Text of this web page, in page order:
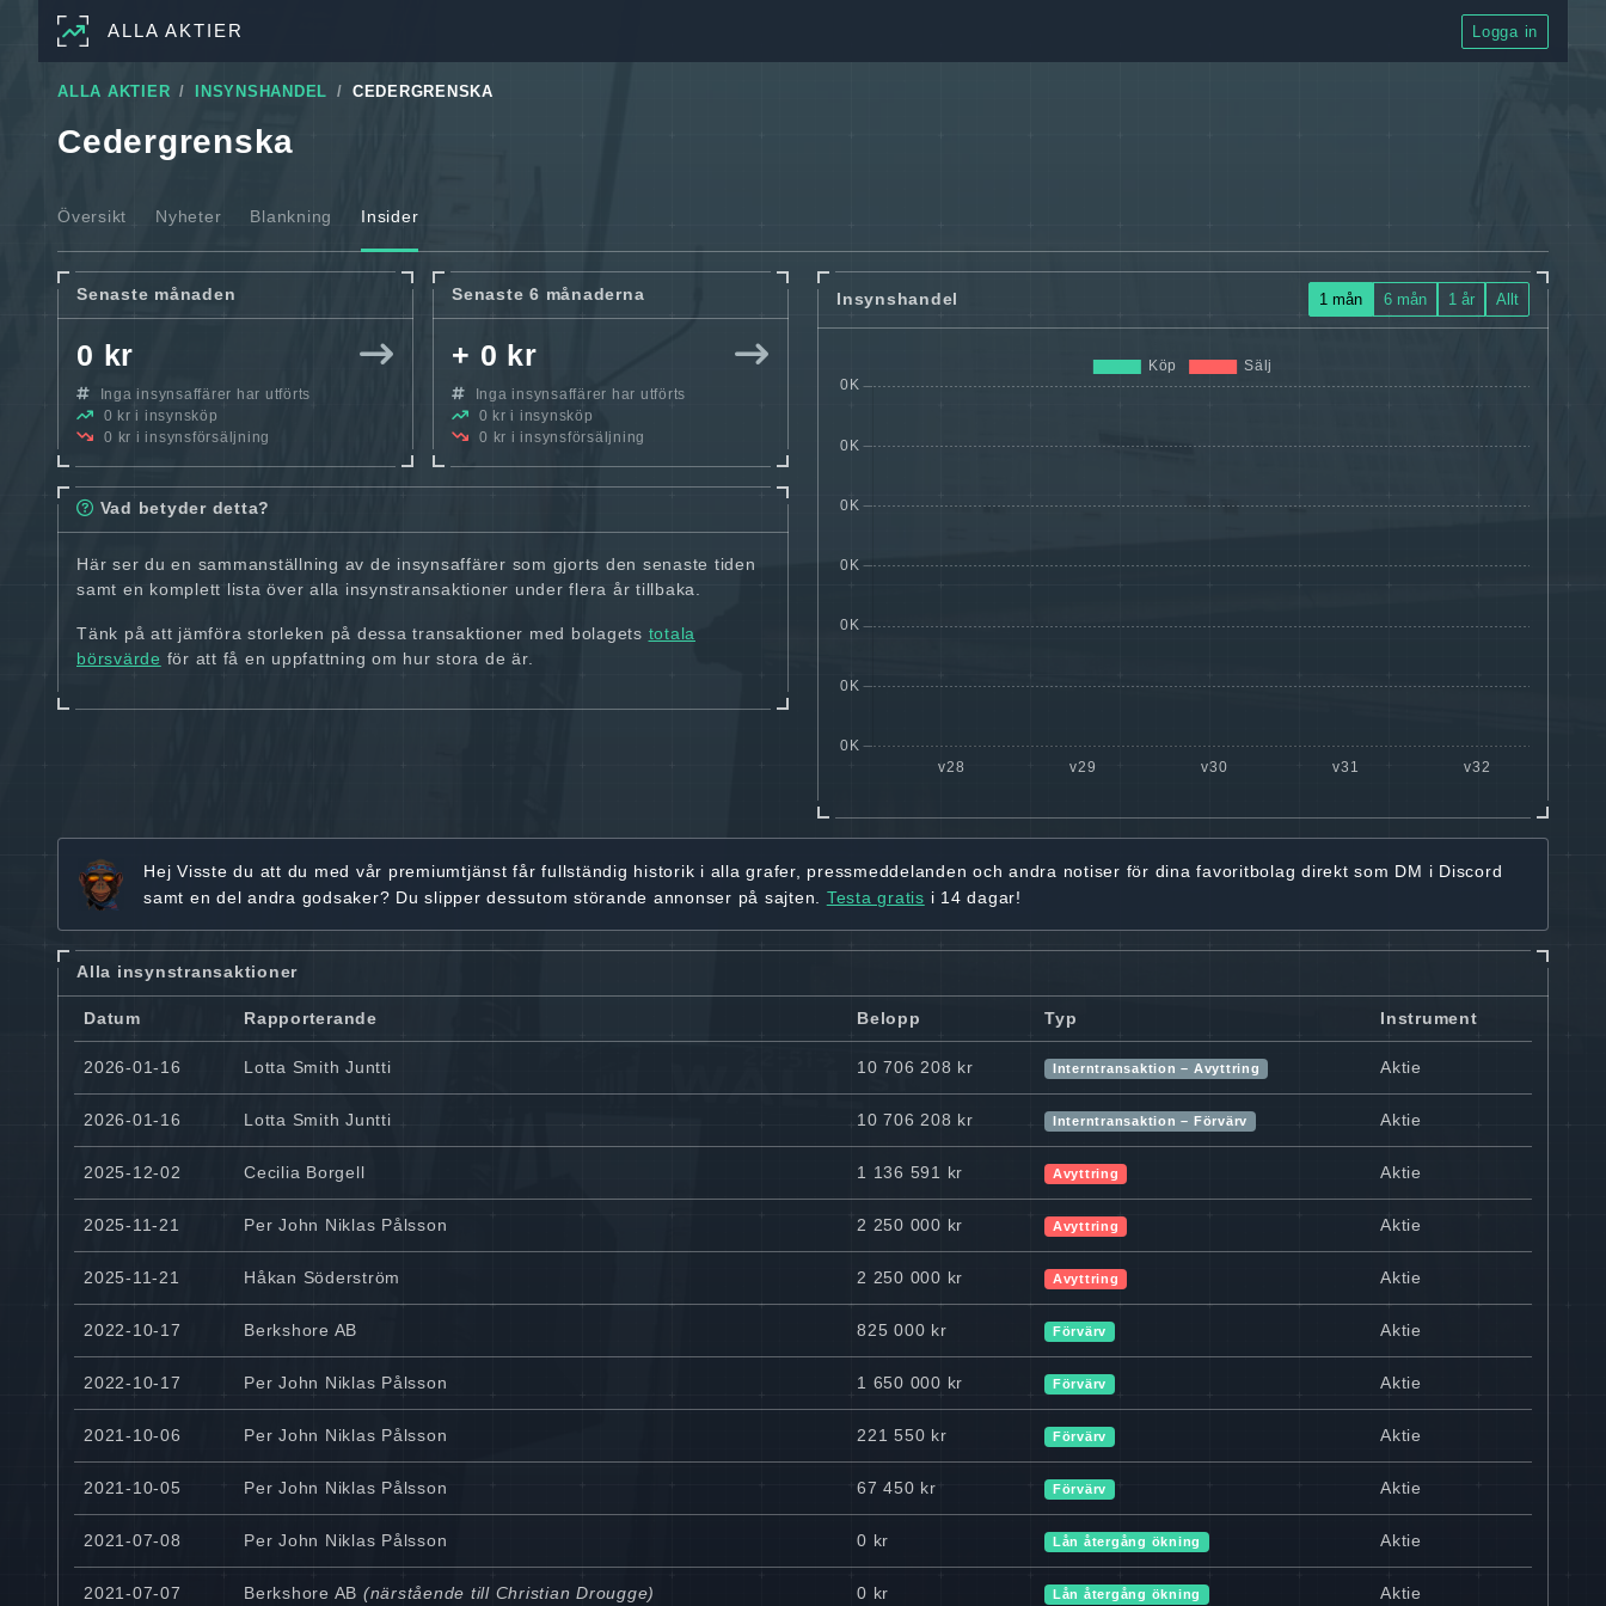
ALLA AKTIER Logga in
ALLA AKTIER INSYNSHANDEL CEDERGRENSKA
Cedergrenska
Översikt Nyheter Blankning Insider
Senaste månaden
0 kr
Inga insynsaffärer har utförts
0 kr i insynsköp
0 kr i insynsförsäljning
Senaste 6 månaderna
+ 0 kr
Inga insynsaffärer har utförts
0 kr i insynsköp
0 kr i insynsförsäljning
Vad betyder detta?
Här ser du en sammanställning av de insynsaffärer som gjorts den senaste tiden
samt en komplett lista över alla insynstransaktioner under flera år tillbaka.
Tänk på att jämföra storleken på dessa transaktioner med bolagets totala
börsvärde för att få en uppfattning om hur stora de är.
Insynshandel 1 mån 6 mån 1 år Allt
Hej Visste du att du med vår premiumtjänst fårfullständig historik i alla grafer, pressmeddelanden och andra notiser för dina favoritbolag direkt som DM i Discord
samt en del andra godsaker? Du slipper dessutom störande annonser på sajten. Testa gratis i 14 dagar!
Alla insynstransaktioner
Datum Rapporterande Belopp Typ Instrument
2026-01-16 Lotta Smith Juntti 10 706 208 kr Interntransaktion – Avyttring Aktie
2026-01-16 Lotta Smith Juntti 10 706 208 kr Interntransaktion – Förvärv Aktie
2025-12-02 Cecilia Borgell 1 136 591 kr Avyttring Aktie
2025-11-21 Per John Niklas Pålsson 2 250 000 kr Avyttring Aktie
2025-11-21 Håkan Söderström 2 250 000 kr Avyttring Aktie
2022-10-17 Berkshore AB 825 000 kr Förvärv Aktie
2022-10-17 Per John Niklas Pålsson 1 650 000 kr Förvärv Aktie
2021-10-06 Per John Niklas Pålsson 221 550 kr Förvärv Aktie
2021-10-05 Per John Niklas Pålsson 67 450 kr Förvärv Aktie
2021-07-08 Per John Niklas Pålsson 0 kr Lån återgång ökning Aktie
2021-07-07 Berkshore AB (närstående till Christian Drougge) 0 kr Lån återgång ökning Aktie